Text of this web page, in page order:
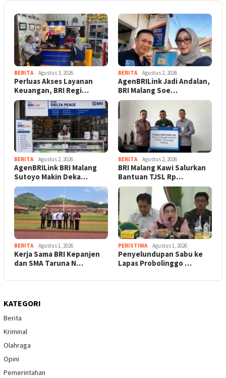
BERITA Agustus 3, 2026
Perluas Akses Layanan
Keuangan, BRI Regi…
BERITA Agustus 2, 2026
AgenBRILink Jadi Andalan,
BRI Malang Soe…
BERITA Agustus 2, 2026
AgenBRILink BRI Malang
Sutoyo Makin Deka…
BERITA Agustus 2, 2026
BRI Malang Kawi Salurkan
Bantuan TJSL Rp…
BERITA Agustus 1, 2026
Kerja Sama BRI Kepanjen
dan SMA Taruna N…
PERISTIWA Agustus 1, 2026
Penyelundupan Sabu ke
Lapas Probolinggo …
KATEGORI
Berita
Kriminal
Olahraga
Opini
Pemerintahan